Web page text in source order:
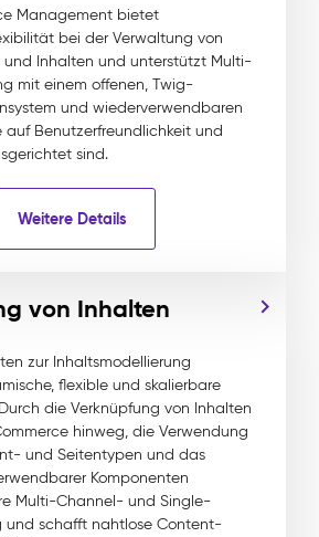
Management bietet
bei der Verwaltung von
und Inhalten und unterstützt Multi-
mit einem offenen, Twig-
und wiederverwendbaren
auf Benutzerfreundlichkeit und
sind.
Weitere Details
von Inhalten
zur Inhaltsmodellierung
flexible und skalierbare
die Verknüpfung von Inhalten
hinweg, die Verwendung
und Seitentypen und das
Komponenten
Multi-Channel- und Single-
und schafft nahtlose Content-